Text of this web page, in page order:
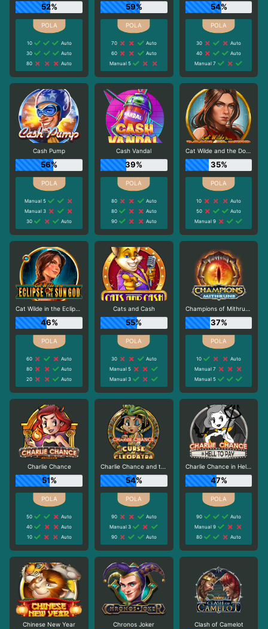
52%
10
Auto
30
Auto
80
Auto
59%
70
Auto
60
Auto
Manual 5
54%
30
Auto
40
Auto
Manual 7
Cash Pump
56%
Manual 5
Manual 3
30
Auto
Cash Vandal
39%
80
Auto
80
Auto
90
Auto
Cat Wilde and the Doom of Dead
35%
10
Auto
50
Auto
Manual 9
Cat Wilde in the Eclipse of the Sun God
46%
60
Auto
80
Auto
20
Auto
Cats and Cash
55%
30
Auto
Manual 5
Manual 3
Champions of Mithrune
37%
10
Auto
Manual 7
Manual 5
Charlie Chance
51%
50
Auto
40
Auto
10
Auto
Charlie Chance and the Curse of Cleopatra
54%
90
Auto
Manual 3
90
Auto
Charlie Chance in Hell to Pay
47%
90
Auto
Manual 9
80
Auto
Chinese New Year Chronos Joker Clash of Camelot